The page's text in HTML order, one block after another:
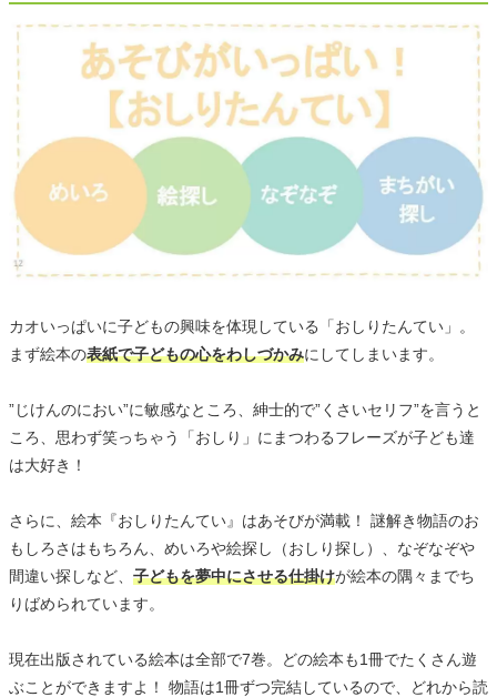
カオいっぱいに子どもの興味を体現している「おしりたんてい」。
まず絵本の表紙で子どもの心をわしづかみにしてしまいます。
”じけんのにおい”に敏感なところ、紳士的で”くさいセリフ”を言うと
ころ、思わず笑っちゃう「おしり」にまつわるフレーズが子ども達
は大好き！
さらに、絵本『おしりたんてい』はあそびが満載！ 謎解き物語のお
もしろさはもちろん、めいろや絵探し（おしり探し）、なぞなぞや
間違い探しなど、 子どもを夢中にさせる仕掛けが絵本の隅々までち
りばめられています。
現在出版されている絵本は全部で7巻。どの絵本も1冊でたくさん遊
ぶことができますよ！ 物語は1冊ずつ完結しているので、どれから読